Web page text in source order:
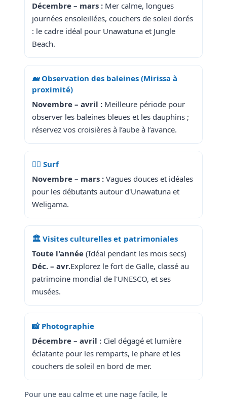
Décembre – mars : Mer calme, longues
journées ensoleillées, couchers de soleil dorés
: le cadre idéal pour Unawatuna et Jungle
Beach.
🐋 Observation des baleines (Mirissa à
proximité)
Novembre – avril : Meilleure période pour
observer les baleines bleues et les dauphins ;
réservez vos croisières à l’aube à l’avance.
🏄‍♂️ Surf
Novembre – mars : Vagues douces et idéales
pour les débutants autour d'Unawatuna et
Weligama.
🏛️ Visites culturelles et patrimoniales
Toute l'année (Idéal pendant les mois secs)
Déc. – avr.Explorez le fort de Galle, classé au
patrimoine mondial de l'UNESCO, et ses
musées.
📸 Photographie
Décembre – avril : Ciel dégagé et lumière
éclatante pour les remparts, le phare et les
couchers de soleil en bord de mer.
Pour une eau calme et une nage facile, le